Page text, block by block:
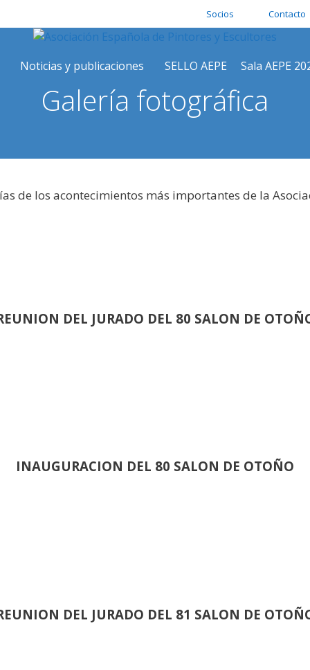
Socios Contacto
Noticias y publicaciones SELLO AEPE Sala AEPE
Galería fotográfica
de los acontecimientos más importantes de la
DEL JURADO DEL 80 SALON DE
INAUGURACION DEL 80 SALON DE OTOÑO
DEL JURADO DEL 81 SALON DE